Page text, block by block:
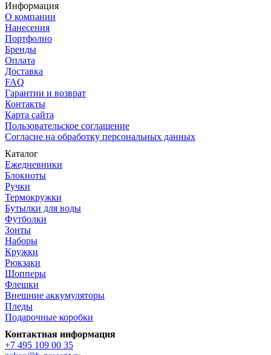
Информация
О компании
Нанесения
Портфолио
Бренды
Оплата
Доставка
FAQ
Гарантии и возврат
Контакты
Карта сайта
Пользовательское соглашение
Согласие на обработку персональных данных
Каталог
Ежедневники
Блокноты
Ручки
Термокружки
Бутылки для воды
Футболки
Зонты
Наборы
Кружки
Рюкзаки
Шопперы
Флешки
Внешние аккумуляторы
Пледы
Подарочные коробки
Контактная информация
+7 495 109 00 35